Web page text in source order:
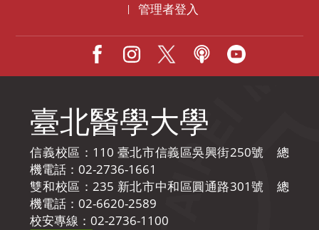
| 管理者登入
Facebook Podcast
臺北醫學大學
信義校區：110 臺北市信義區吳興街250號 總
機電話：02-2736-1661
雙和校區：235 新北市中和區圓通路301號 總
機電話：02-6620-2589
校安專線：02-2736-1100